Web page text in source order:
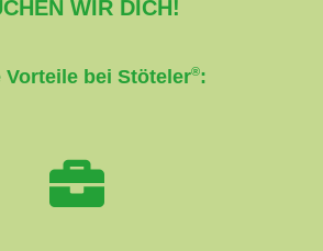
WIR DICH!
Vorteile bei Stöteler®: